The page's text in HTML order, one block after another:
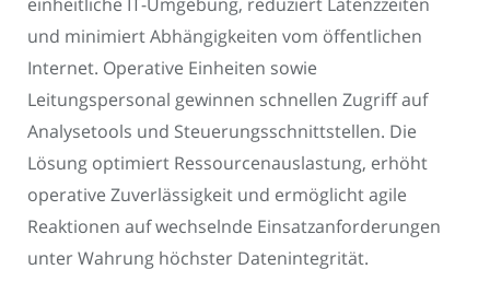
und minimiert Abhängigkeiten vom öffentlichen
Internet. Operative Einheiten sowie
Leitungspersonal gewinnen schnellen Zugriff auf
Analysetools und Steuerungsschnittstellen. Die
Lösung optimiert Ressourcenauslastung, erhöht
operative Zuverlässigkeit und ermöglicht agile
Reaktionen auf wechselnde Einsatzanforderungen
unter Wahrung höchster Datenintegrität.